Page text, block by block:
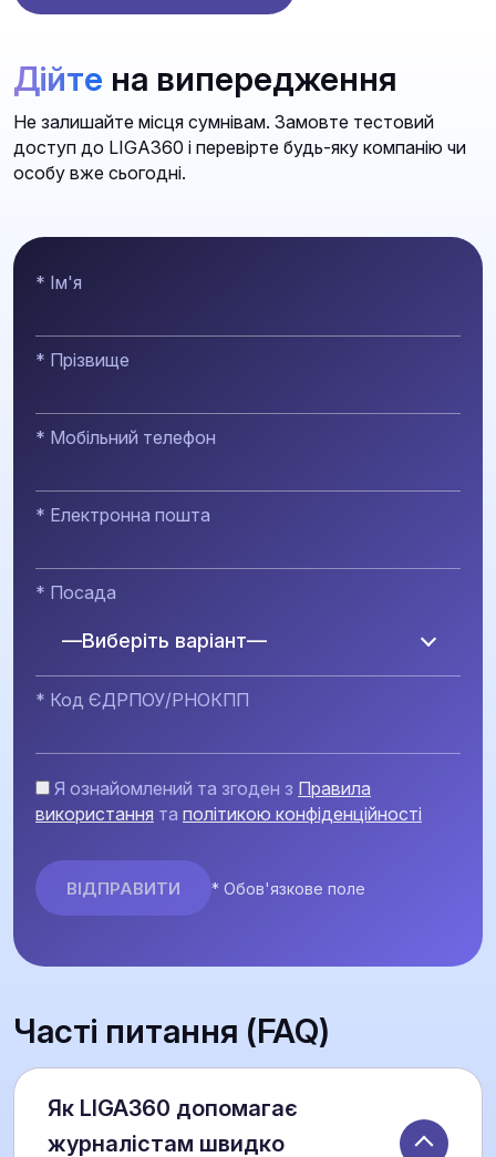
Дійте на випередження
Не залишайте місця сумнівам. Замовте тестовий
доступ до LIGA360 і перевірте будь-яку компанію чи
особу вже сьогодні.
* Ім'я
* Прізвище
* Мобільний телефон
* Електронна пошта
* Посада
—Виберіть варіант—
* Код ЄДРПОУ/РНОКПП
Я ознайомлений та згоден з Правила
використання та політикою конфіденційності
* Обов'язкове поле
Часті питання (FAQ)
Як LIGA360 допомагає
журналістам швидко